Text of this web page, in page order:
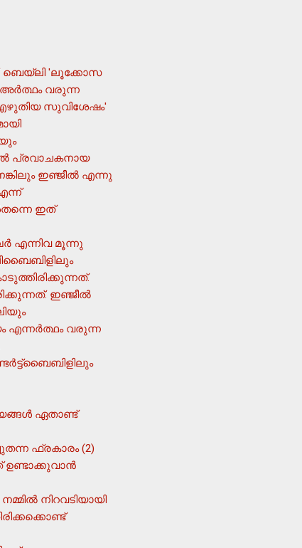
ബെയ്ലി 'ലൂക്കോസ
വരുന്ന
സുവിശേഷം'
പ്രവാചകനായ
ഇഞ്ജീല്‍ എന്നു
ഇത്
എന്നിവ മൂന്നു
ഇഞ്ജീല്‍
എന്നര്‍ത്ഥം വരുന്ന
ഏതാണ്ട്
ഫ്രകാരം (2)
ഉണ്ടാക്കുവാന്‍
നിറവടിയായി